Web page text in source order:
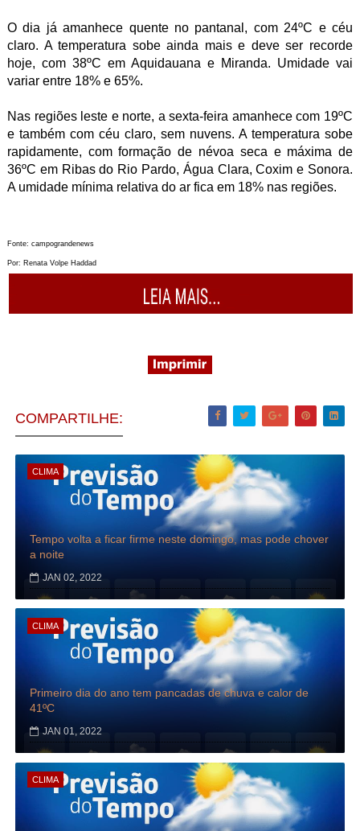
O dia já amanhece quente no pantanal, com 24ºC e céu
claro. A temperatura sobe ainda mais e deve ser recorde
hoje, com 38ºC em Aquidauana e Miranda. Umidade vai
variar entre 18% e 65%.
Nas regiões leste e norte, a sexta-feira amanhece com 19ºC
e também com céu claro, sem nuvens. A temperatura sobe
rapidamente, com formação de névoa seca e máxima de
36ºC em Ribas do Rio Pardo, Água Clara, Coxim e Sonora.
A umidade mínima relativa do ar fica em 18% nas regiões.
Fonte: campograndenews
Por: Renata Volpe Haddad
COMPARTILHE:
CLIMA
Tempo volta a ficar firme neste domingo, mas pode chover
a noite
JAN 02, 2022
CLIMA
Primeiro dia do ano tem pancadas de chuva e calor de
41ºC
JAN 01, 2022
CLIMA